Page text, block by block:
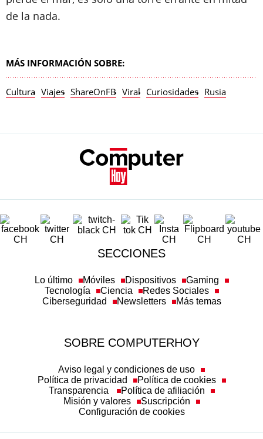
de la nada.
MÁS INFORMACIÓN SOBRE:
Cultura Viajes ShareOnFB Viral Curiosidades Rusia
SECCIONES
Lo último Móviles Dispositivos
Gaming
Tecnología
Ciencia
Redes Sociales
Ciberseguridad
Newsletters Más temas
SOBRE COMPUTERHOY
Aviso legal y condiciones de uso
Política de privacidad
Política de cookies
Transparencia
Política de afiliación
Misión y valores
Suscripción
Configuración de cookies